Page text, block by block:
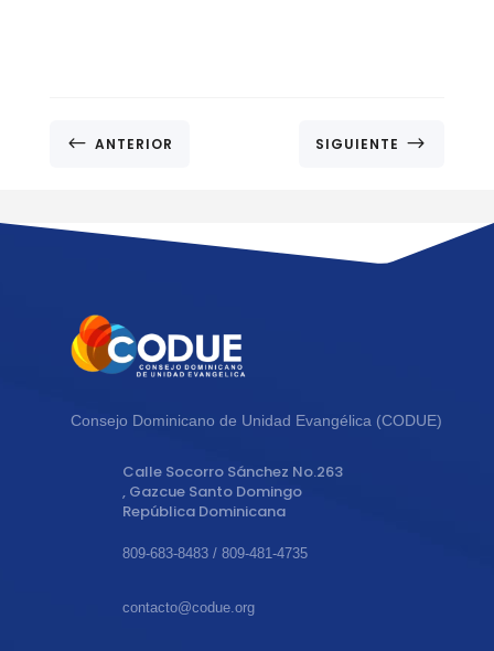
# ANTERIOR SIGUIENTE $
Consejo Dominicano de Unidad Evangélica (CODUE)
Calle Socorro Sánchez No.263
, Gazcue Santo Domingo
República Dominicana
809-683-8483 / 809-481-4735
contacto@codue.org